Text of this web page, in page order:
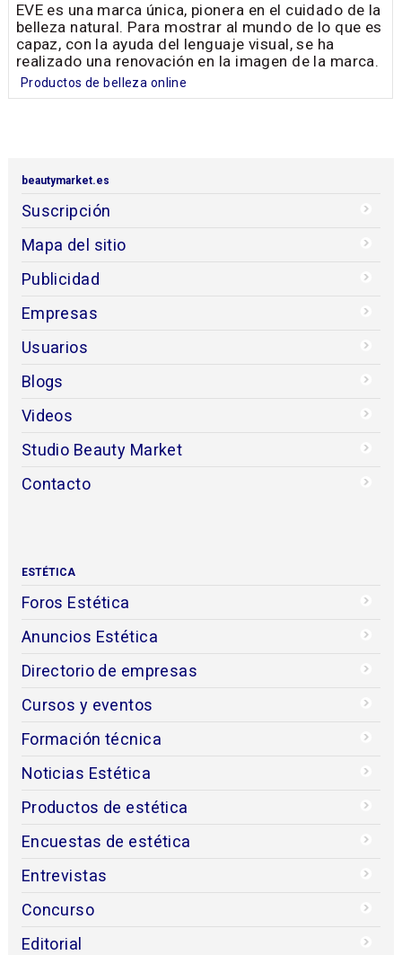
EVE es una marca única, pionera en el cuidado de la
belleza natural. Para mostrar al mundo de lo que es
capaz, con la ayuda del lenguaje visual, se ha
realizado una renovación en la imagen de la marca.
Productos de belleza online
beautymarket.es
Suscripción
Mapa del sitio
Publicidad
Empresas
Usuarios
Blogs
Videos
Studio Beauty Market
Contacto
ESTÉTICA
Foros Estética
Anuncios Estética
Directorio de empresas
Cursos y eventos
Formación técnica
Noticias Estética
Productos de estética
Encuestas de estética
Entrevistas
Concurso
Editorial